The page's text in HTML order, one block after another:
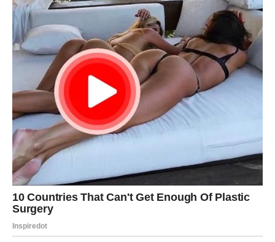
Jednim klikom preuzmi knjigu s najboljim
receptima!